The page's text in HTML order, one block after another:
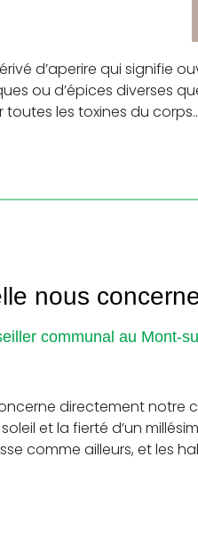
d’aperire qui signifie
ou d’épices diverses
toutes les toxines du
nous
communal au Mont-
directement notre
et la fierté d’un
comme ailleurs, et les